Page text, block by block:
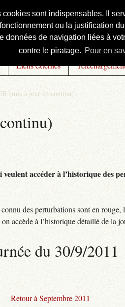
sont indispensables. Il
ou la justification
de navigation liées à
contre le piratage. Pour en
Liens externes
(mis à jour en continu)
accéder à l’historique des
des perturbations sont en
accède à l’historique détaillé de la
du 30/9/2011
Retour à Septembre 2011